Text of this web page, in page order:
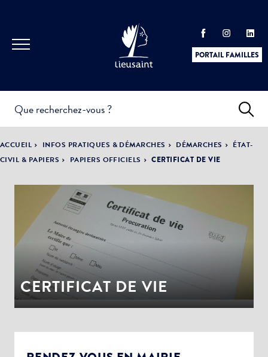
PORTAIL FAMILLES
PRATIQUES &
DÉMARCHES
ACTUALITÉS &
ÉVÈNEMENTS
DÉMOCRATIE
PARTICIPATIVE
ACCUEIL INFOS PRATIQUES & DÉMARCHES DÉMARCHES
ÉTAT-
CIVIL & PAPIERS
PAPIERS OFFICIELS CERTIFICAT DE VIE
CERTIFICAT DE VIE